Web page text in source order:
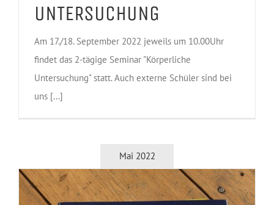
UNTERSUCHUNG
Am 17./18. September 2022 jeweils um 10.00Uhr
findet das 2-tägige Seminar "Körperliche
Untersuchung" statt. Auch externe Schüler sind bei
uns [...]
Mai 2022